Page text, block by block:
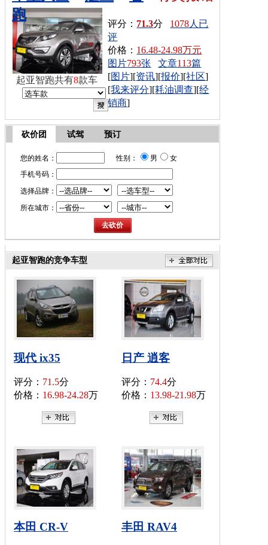
跑
评分： 71.3分 1078人已
评
价格： 16.48-24.98万元
图片793张 文章113篇
[图片][资讯][报价][社区]
[我来评分][耗油调查][经
销商]
起亚智跑共有8款车
砍价团 试驾 预订
您的姓名： 性别： 男
女
手机号码：
选择品牌：
所在城市：
起亚智跑的竞争车型
现代 ix35
评分： 71.5分
价格： 16.98-24.28万
日产 逍客
评分： 74.4分
价格： 13.98-21.98万
本田 CR-V 丰田 RAV4